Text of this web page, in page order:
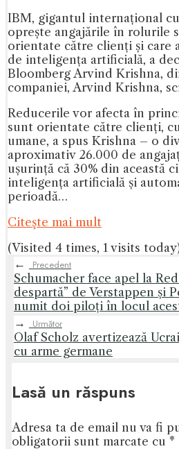
IBM, gigantul internațional
oprește angajările în rolurile
orientate către clienți și care
de inteligența artificială, a
Bloomberg Arvind Krishna,
companiei, Arvind Krishna,
Reducerile vor afecta în
sunt orientate către clienți,
umane, a spus Krishna – o
aproximativ 26.000 de
ușurință că 30% din această
inteligența artificială și
perioadă…
Citeşte mai mult
(Visited 4 times, 1 visits
←
Precedent
Schumacher face apel la
despartă” de Verstappen și
numit doi piloți în locul
→
Următor
Olaf Scholz avertizează
cu arme germane
Lasă un răspuns
Adresa ta de email nu va fi
obligatorii sunt marcate cu *